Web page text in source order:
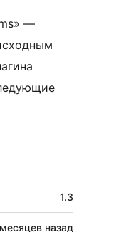
—
1.3
назад